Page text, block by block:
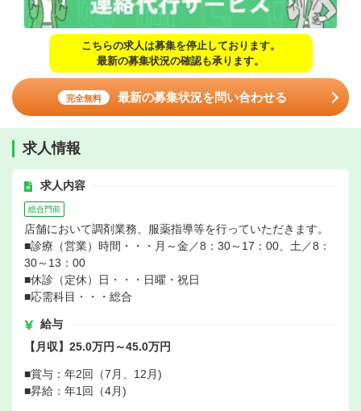
こちらの求人は募集を停止しております。
最新の募集状況の確認も承ります。
完全無料 最新の募集状況を問い合わせる
求人情報
求人内容
総合門前
店舗において調剤業務、服薬指導等を行っていただきます。
■診療（営業）時間・・・月～金／8：30～17：00、土／8：
30～13：00
■休診（定休）日・・・日曜・祝日
■応需科目・・・総合
給与
【月収】25.0万円～45.0万円
■賞与：年2回（7月、12月)
■昇給：年1回（4月)